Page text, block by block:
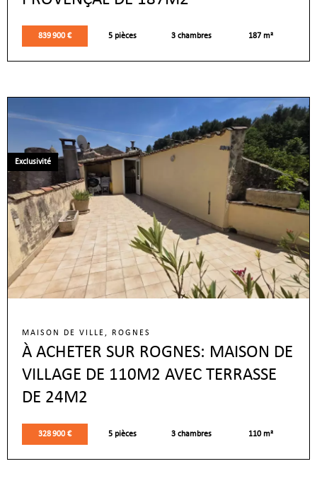
839 900 € 5 pièces 3 chambres 187 m²
MAISON DE VILLE, ROGNES
À ACHETER SUR ROGNES: MAISON DE
VILLAGE DE 110M2 AVEC TERRASSE
DE 24M2
328 900 € 5 pièces 3 chambres 110 m²
Exclusivité